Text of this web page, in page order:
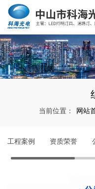
当前位置： 网站
工程案例 资质荣誉